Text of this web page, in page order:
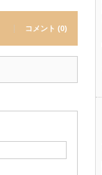
コメント (0)